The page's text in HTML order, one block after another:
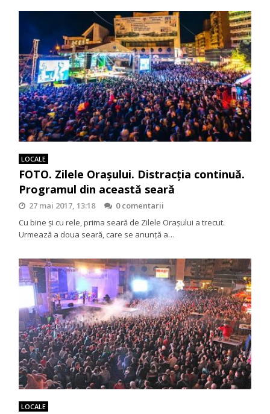
LOCALE
FOTO. Zilele Orașului. Distracția continuă.
Programul din această seară
27 mai 2017, 13:18
0 comentarii
Cu bine și cu rele, prima seară de Zilele Orașului a trecut.
Urmează a doua seară, care se anunță a…
LOCALE